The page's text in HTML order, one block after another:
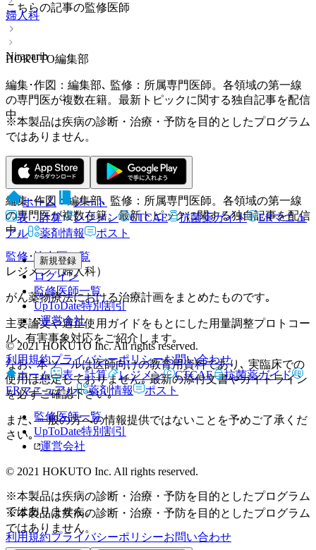
婦人科
Niraparib
※本製品は疾病の診断・治療・予防を目的としたプログラム
ではありません。
ホーム
ノート
表・計算
レジメン CTCAE 抗菌薬ガイド
ERマニュ
アル
薬剤情報 ポスト
新規登録
ログイン
監修医師一覧
UpToDate特別割引
運営会社
© 2021 HOKUTO Inc. All rights reserved.
利用規約プライバシーポリシーお問い合わせ
ホーム
表・計算 レジメン CTCAE
抗菌薬ガイド
ERマニュアル
薬剤情報 ポスト
監修医師一覧
UpToDate特別割引
運営会社
© 2021 HOKUTO Inc. All rights reserved.
※本製品は疾病の診断・治療・予防を目的としたプログラム
ではありません。
利用規約プライバシーポリシーお問い合わせ
こちらの記事の監修医師
HOKUTO編集部
編集･作図：編集部､ 監修：所属専門医師。各領域の第一線
の専門医が複数在籍。最新トピックに関する独自記事を配信
中。
HOKUTO編集部
編集･作図：編集部､ 監修：所属専門医師。各領域の第一線
の専門医が複数在籍。最新トピックに関する独自記事を配信
中。
監修･協力医一覧
レジメン（婦人科）
がん薬物療法における治療計画をまとめたものです｡
主要論文や適正使用ガイドをもとにした用量調整プロトコー
ル､ 有害事象対応をご紹介します｡
なお､ 本ツールは医師向けの教育用資料であり､ 実臨床での
使用は想定しておりません｡ 最新の添付文書やガイドライン
を必ずご確認下さい｡
また､ 一般の方への情報提供ではないことを予めご了承くだ
さい｡
※本製品は疾病の診断・治療・予防を目的としたプログラム
ではありません。